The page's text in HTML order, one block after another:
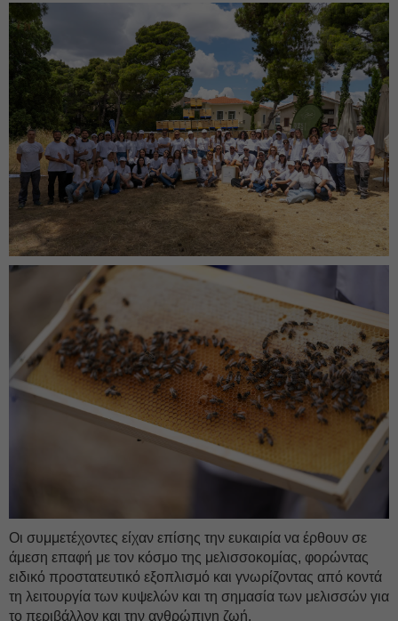
Οι συμμετέχοντες είχαν επίσης την ευκαιρία να έρθουν σε
άμεση επαφή με τον κόσμο της μελισσοκομίας, φορώντας
ειδικό προστατευτικό εξοπλισμό και γνωρίζοντας από κοντά
τη λειτουργία των κυψελών και τη σημασία των μελισσών για
το περιβάλλον και την ανθρώπινη ζωή.